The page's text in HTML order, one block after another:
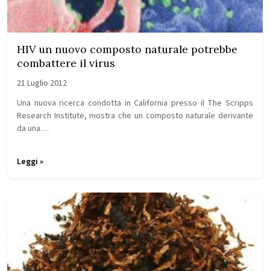
HIV un nuovo composto naturale potrebbe
combattere il virus
21 Luglio 2012
Una nuova ricerca condotta in California presso il The Scripps
Research Institute, mostra che un composto naturale derivante
da una…
Leggi »